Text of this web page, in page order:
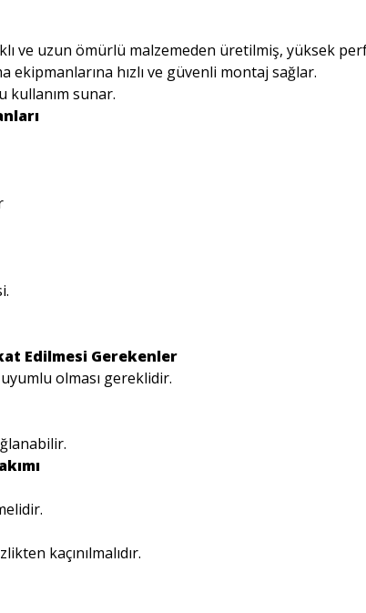
ve uzun ömürlü malzemeden üretilmiş, yüksek
ekipmanlarına hızlı ve güvenli montaj sağlar.
kullanım sunar.
Edilmesi Gerekenler
olması gereklidir.
kaçınılmalıdır.